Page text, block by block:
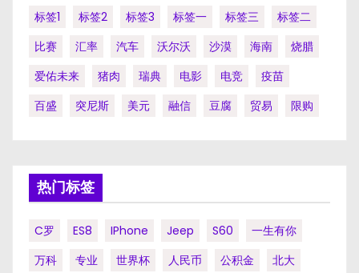
标签1
标签2 标签3 标签一 标签三
标签二
比赛
汇率 汽车 沃尔沃 沙漠 海南
烧腊
爱佑未来
猪肉 瑞典 电影 电竞
疫苗
百盛
突尼斯 美元 融信 豆腐 贸易 限购
热门标签
C罗 ES8 IPhone Jeep S60
一生有你
万科
专业 世界杯 人民币 公积金
北大